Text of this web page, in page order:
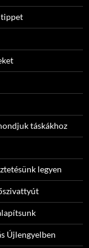
tippet
táskákhoz
legyen
Újlengyelben